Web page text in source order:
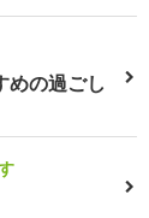
めの過ごし